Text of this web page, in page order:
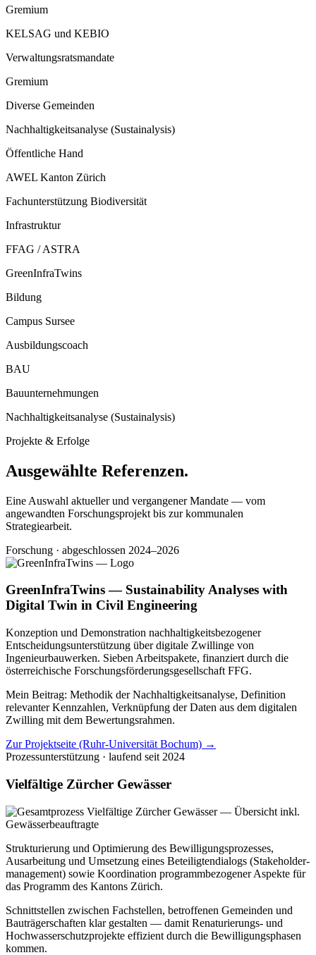
Gremium
KELSAG und KEBIO
Verwaltungsratsmandate
Gremium
Diverse Gemeinden
Nachhaltigkeitsanalyse (Sustainalysis)
Öffentliche Hand
AWEL Kanton Zürich
Fachunterstützung Biodiversität
Infrastruktur
FFAG / ASTRA
GreenInfraTwins
Bildung
Campus Sursee
Ausbildungscoach
BAU
Bauunternehmungen
Nachhaltigkeitsanalyse (Sustainalysis)
Projekte & Erfolge
Ausgewählte Referenzen.
Eine Auswahl aktueller und vergangener Mandate — vom
angewandten Forschungsprojekt bis zur kommunalen
Strategiearbeit.
Forschung · abgeschlossen 2024–2026
GreenInfraTwins — Sustainability Analyses with
Digital Twin in Civil Engineering
Konzeption und Demonstration nachhaltigkeitsbezogener
Entscheidungsunterstützung über digitale Zwillinge von
Ingenieurbauwerken. Sieben Arbeitspakete, finanziert durch die
österreichische Forschungsförderungsgesellschaft FFG.
Mein Beitrag: Methodik der Nachhaltigkeitsanalyse, Definition
relevanter Kennzahlen, Verknüpfung der Daten aus dem digitalen
Zwilling mit dem Bewertungsrahmen.
Zur Projektseite (Ruhr-Universität Bochum) →
Prozessunterstützung · laufend seit 2024
Vielfältige Zürcher Gewässer
Strukturierung und Optimierung des Bewilligungsprozesses,
Ausarbeitung und Umsetzung eines Beteiligtendialogs (Stakeholder­
management) sowie Koordination programmbezogener Aspekte für
das Programm des Kantons Zürich.
Schnittstellen zwischen Fachstellen, betroffenen Gemeinden und
Bauträgerschaften klar gestalten — damit Renaturierungs- und
Hochwasserschutzprojekte effizient durch die Bewilligungsphasen
kommen.